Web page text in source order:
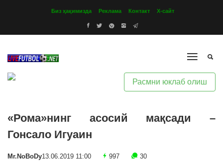
Биз ҳақимизда Реклама Контакт Х-сайт
Расмни юклаб олиш
«Рома»нинг асосий мақсади –
Гонсало Игуаин
Mr.NoBoDy13.06.2019 11:00 997 30